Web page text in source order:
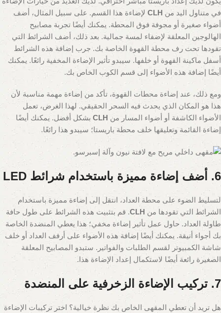
في متناول اليد منCLH لإضاءة هذا القسم. على سبيل المثال، أضف
أضواء صغيرة أو مجوفة فوق المحطة. يمكنك أيضًا تجربة مصابيح
الهالوجين المعلقة لإضفاء لمسة جمالية. بعد ذلك، أضف الشرائط التي
تقودها تحت رف محطة القهوة الخاصة بك. جرب إضافة هذه الشرائط
أسفل ماكينة القهوة أو خلفها. سيبدو تأثير الإضاءة المخفية رائعًا. يمكنك
أيضًا إضافة هذه الأضواء إلى قسم الكوب الخاص بك.
ومع ذلك، عند إضاءة محطات القهوة، تأكد من إضاءة مهمة مناسبة لأن
هذا هو المكان الذي يحدث فيه السحر الحقيقي. لهذا الغرض، تعمل
الأضواء الكاشفة أو أضواء المسار من CLH بشكل أفضل. يمكنك أيضًا
إضاءة القائمة وتعليقها خلف محطة باريستا؛ سيبدو هذا رائعًا.
6. أضف إضاءة مميزة باستخدام شرائط LED
لتسليط الضوء على محطة العداد، انتقل إلى إضاءة مميزة باستخدام
الشرائط التي تقودها من CLH. قم بتثبيت هذه الشرائط على طول حافة
طاولة العداد. حاول عمل تأثير إضاءة مخفي؛ هذا يعطي المنضدة الخاصة
بك أجواء أنيقة. يمكنك أيضًا إضافة هذه الأضواء على أرفف العداد أو خلف
شاشة الكمبيوتر لقسم الطلبات والفواتير. ستبدو المصابيح المعلقة
الصغيرة رائعة أيضًا لاستكمال إعداد الإضاءة هذا.
7. تركيب الإضاءة الزخرفية على المنضدة
هل تريد أن تعطي المقهى الخاص بك نظرة خيالية؟ اختر تركيبات الإضاءة